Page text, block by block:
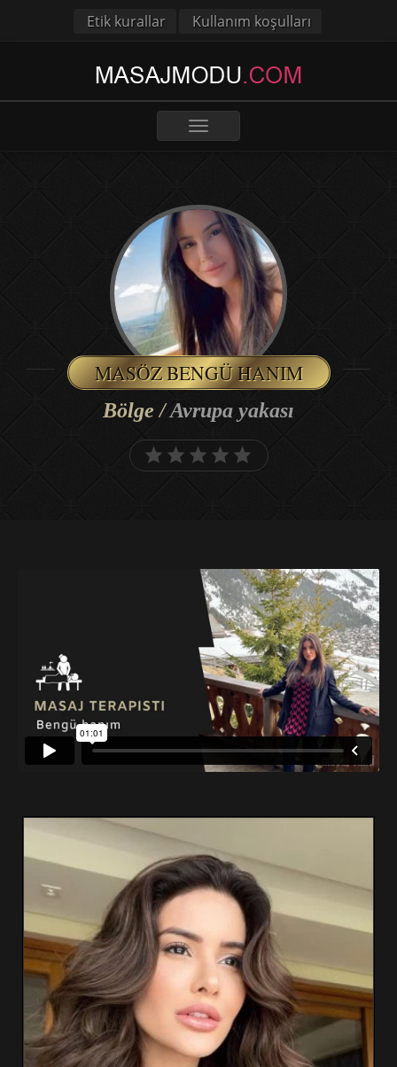
Etik kurallar Kullanım koşulları
Toggle
MASÖZ BENGÜ HANIM
Bölge /Avrupa yakası